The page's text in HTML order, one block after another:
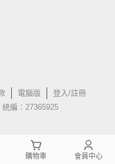
電腦版
登入/註冊
編：27365925
購物車 會員中心